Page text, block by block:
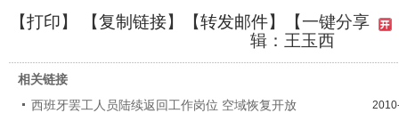
【打印】 【复制链接】【转发邮件】
【一键分享
辑：王玉西
相关链接
西班牙罢工人员陆续返回工作岗位 空域恢复开放